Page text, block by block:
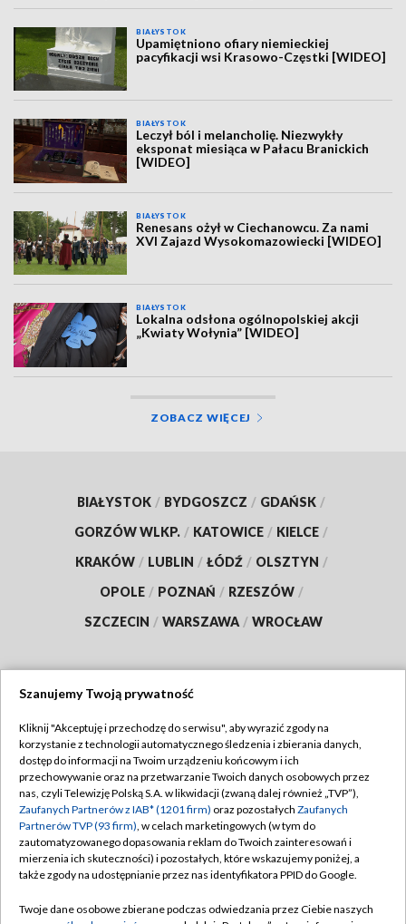
BIAŁYSTOK
Upamiętniono ofiary niemieckiej
pacyfikacji wsi Krasowo-Częstki [WIDEO]
BIAŁYSTOK
Leczył ból i melancholię. Niezwykły
eksponat miesiąca w Pałacu Branickich
[WIDEO]
BIAŁYSTOK
Renesans ożył w Ciechanowcu. Za nami
XVI Zajazd Wysokomazowiecki [WIDEO]
BIAŁYSTOK
Lokalna odsłona ogólnopolskiej akcji
„Kwiaty Wołynia” [WIDEO]
ZOBACZ WIĘCEJ
BIAŁYSTOK / BYDGOSZCZ / GDAŃSK /
GORZÓW WLKP. / KATOWICE / KIELCE /
KRAKÓW / LUBLIN / ŁÓDŹ / OLSZTYN /
OPOLE / POZNAŃ / RZESZÓW /
SZCZECIN / WARSZAWA / WROCŁAW
TVP
Abonament TVP
Emisja w TVP
Centrum informacji TVP
Naziemna Telewizja Cyfrowa
Regulamin TVP
Polityka prywatności
Moje zgody
Pomoc
Szanujemy Twoją prywatność
Kliknij "Akceptuję i przechodzę do serwisu", aby wyrazić zgody na
korzystanie z technologii automatycznego śledzenia i zbierania danych,
dostęp do informacji na Twoim urządzeniu końcowym i ich
przechowywanie oraz na przetwarzanie Twoich danych osobowych przez
nas, czyli Telewizję Polską S.A. w likwidacji (zwaną dalej również „TVP”),
Zaufanych Partnerów z IAB* (1201 firm) oraz pozostałych Zaufanych
Partnerów TVP (93 firm), w celach marketingowych (w tym do
zautomatyzowanego dopasowania reklam do Twoich zainteresowań i
mierzenia ich skuteczności) i pozostałych, które wskazujemy poniżej, a
także zgody na udostępnianie przez nas identyfikatora PPID do Google.
Twoje dane osobowe zbierane podczas odwiedzania przez Ciebie naszych